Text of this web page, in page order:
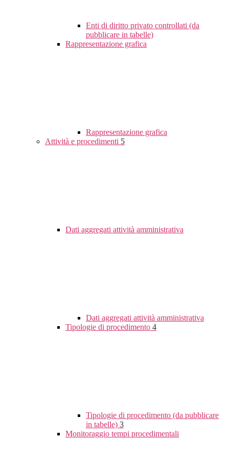
Enti di diritto privato controllati (da
pubblicare in tabelle)
Rappresentazione grafica
Rappresentazione grafica
Attività e procedimenti 5
Dati aggregati attività amministrativa
Dati aggregati attività amministrativa
Tipologie di procedimento 4
Tipologie di procedimento (da pubblicare
in tabelle) 3
Monitoraggio tempi procedimentali